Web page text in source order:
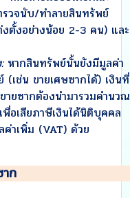
รวจนับ/ทำลายสินทรัพย์
ตั้งอย่างน้อย 2-3 คน) และ
หากสินทรัพย์นั้นยังมีมูลค่า
(เช่น ขายเศษซากได้) เงินที่
ายซากต้องนำมารวมคำนวณ
พื่อเสียภาษีเงินได้นิติบุคคล
ค่าเพิ่ม (VAT) ด้วย
ก